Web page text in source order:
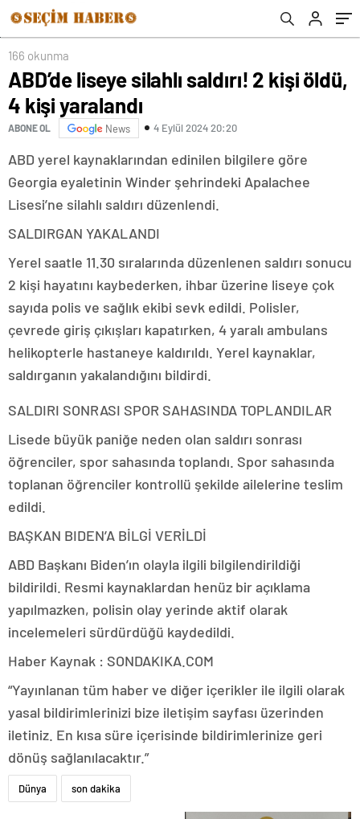
166 okunma
ABD’de liseye silahlı saldırı! 2 kişi öldü,
4 kişi yaralandı
ABONE OL News 4 Eylül 2024 20:20
ABD yerel kaynaklarından edinilen bilgilere göre
Georgia eyaletinin Winder şehrindeki Apalachee
Lisesi’ne silahlı saldırı düzenlendi.
SALDIRGAN YAKALANDI
Yerel saatle 11.30 sıralarında düzenlenen saldırı sonucu
2 kişi hayatını kaybederken, ihbar üzerine liseye çok
sayıda polis ve sağlık ekibi sevk edildi. Polisler,
çevrede giriş çıkışları kapatırken, 4 yaralı ambulans
helikopterle hastaneye kaldırıldı. Yerel kaynaklar,
saldırganın yakalandığını bildirdi.
SALDIRI SONRASI SPOR SAHASINDA TOPLANDILAR
Lisede büyük paniğe neden olan saldırı sonrası
öğrenciler, spor sahasında toplandı. Spor sahasında
toplanan öğrenciler kontrollü şekilde ailelerine teslim
edildi.
BAŞKAN BIDEN’A BİLGİ VERİLDİ
ABD Başkanı Biden’ın olayla ilgili bilgilendirildiği
bildirildi. Resmi kaynaklardan henüz bir açıklama
yapılmazken, polisin olay yerinde aktif olarak
incelemeleri sürdürdüğü kaydedildi.
Haber Kaynak : SONDAKIKA.COM
“Yayınlanan tüm haber ve diğer içerikler ile ilgili olarak
yasal bildirimlerinizi bize iletişim sayfası üzerinden
iletiniz. En kısa süre içerisinde bildirimlerinize geri
dönüş sağlanılacaktır.”
Dünya son dakika